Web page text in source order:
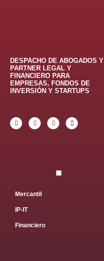
DESPACHO DE ABOGADOS Y
PARTNER LEGAL Y
FINANCIERO PARA
EMPRESAS, FONDOS DE
INVERSIÓN Y STARTUPS
Mercantil
IP-IT
Financiero